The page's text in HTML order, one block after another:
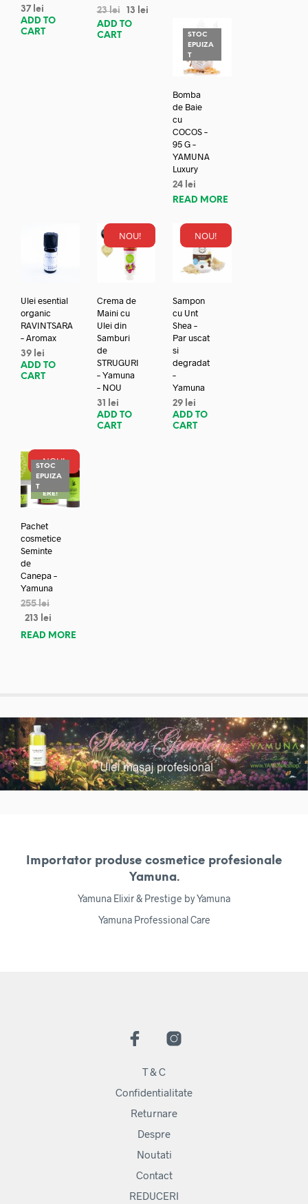
37 lei
ADD TO
CART
23lei 13
lei
ADD TO
CART
STOC
EPUIZA
T
Bomba
de Baie
cu
COCOS –
95 G –
YAMUNA
Luxury
24 lei
READ MORE
Ulei esential
organic
RAVINTSARA
– Aromax
39 lei
ADD TO
CART
NOU!
Crema de
Maini cu
Ulei din
Samburi
de
STRUGURI
– Yamuna
– NOU
31
lei
ADD TO
CART
NOU!
Sampon
cu Unt
Shea –
Par uscat
si
degradat
–
Yamuna
29 lei
ADD TO
CART
NOU!
STOC
EPUIZA
TREDUC
ERE!
Pachet
cosmetice
Seminte
de
Canepa –
Yamuna
255lei
213
lei
READ MORE
Importator produse cosmetice profesionale
Yamuna.
Yamuna Elixir & Prestige by Yamuna
Yamuna Professional Care
T & C
Confidentialitate
Returnare
Despre
Noutati
Contact
REDUCERI